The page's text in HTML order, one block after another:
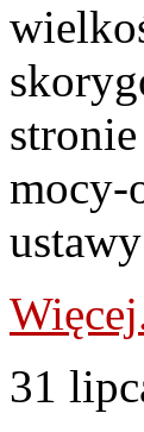
mocy-
31